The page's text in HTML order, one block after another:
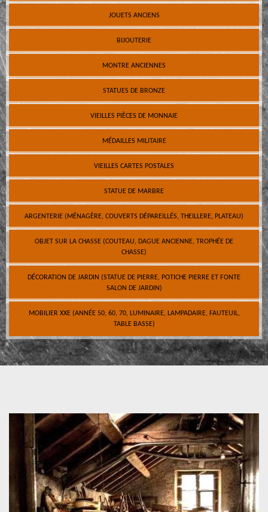
JOUETS ANCIENS
BIJOUTERIE
MONTRE ANCIENNES
STATUES DE BRONZE
VIEILLES PIÈCES DE MONNAIE
MÉDAILLES MILITAIRE
VIEILLES CARTES POSTALES
STATUE DE MARBRE
ARGENTERIE (MÉNAGÈRE, COUVERTS DÉPAREILLÉS, THEILLERE, PLATEAU)
OBJET SUR LA CHASSE (COUTEAU, DAGUE ANCIENNE, TROPHÉE DE
CHASSE)
DÉCORATION DE JARDIN (STATUE DE PIERRE, POTICHE PIERRE ET FONTE
SALON DE JARDIN)
MOBILIER XXE (ANNÉE 50, 60, 70, LUMINAIRE, LAMPADAIRE, FAUTEUIL,
TABLE BASSE)